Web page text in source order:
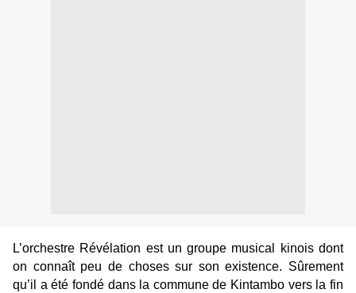
L’orchestre Révélation est un groupe musical kinois dont
on connaît peu de choses sur son existence. Sûrement
qu’il a été fondé dans la commune de Kintambo vers la fin